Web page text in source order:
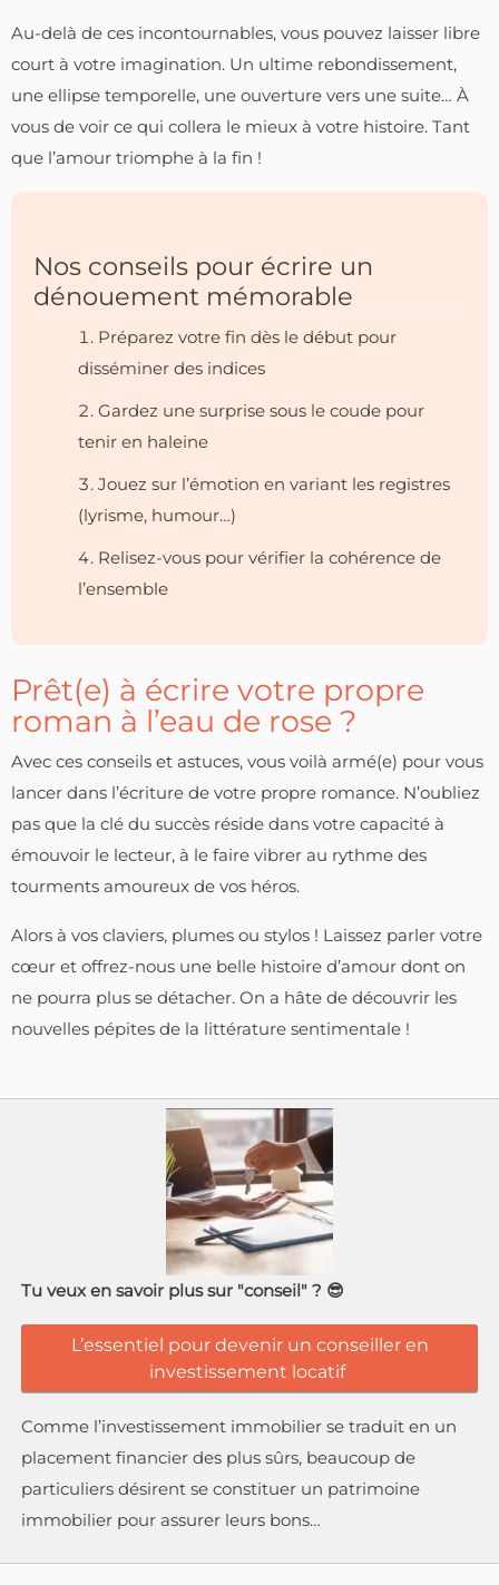
Au-delà de ces incontournables, vous pouvez laisser libre
court à votre imagination. Un ultime rebondissement,
une ellipse temporelle, une ouverture vers une suite… À
vous de voir ce qui collera le mieux à votre histoire. Tant
que l’amour triomphe à la fin !
Nos conseils pour écrire un
dénouement mémorable
Préparez votre fin dès le début pour
disséminer des indices
Gardez une surprise sous le coude pour
tenir en haleine
Jouez sur l’émotion en variant les registres
(lyrisme, humour…)
Relisez-vous pour vérifier la cohérence de
l’ensemble
Prêt(e) à écrire votre propre
roman à l’eau de rose ?
Avec ces conseils et astuces, vous voilà armé(e) pour vous
lancer dans l’écriture de votre propre romance. N’oubliez
pas que la clé du succès réside dans votre capacité à
émouvoir le lecteur, à le faire vibrer au rythme des
tourments amoureux de vos héros.
Alors à vos claviers, plumes ou stylos ! Laissez parler votre
cœur et offrez-nous une belle histoire d’amour dont on
ne pourra plus se détacher. On a hâte de découvrir les
nouvelles pépites de la littérature sentimentale !
Tu veux en savoir plus sur "conseil" ? 😎
L’essentiel pour devenir un conseiller en
investissement locatif
Comme l’investissement immobilier se traduit en un
placement financier des plus sûrs, beaucoup de
particuliers désirent se constituer un patrimoine
immobilier pour assurer leurs bons…